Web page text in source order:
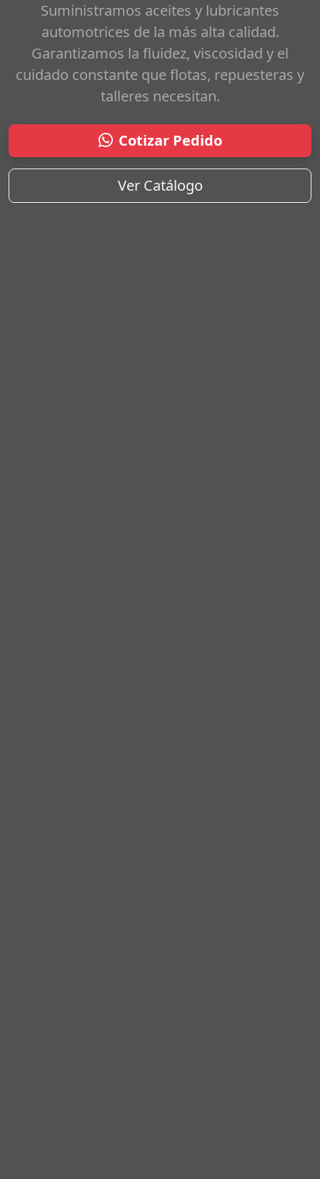
Suministramos aceites y lubricantes
automotrices de la más alta calidad.
Garantizamos la fluidez, viscosidad y el
cuidado constante que flotas, repuesteras y
talleres necesitan.
Cotizar Pedido
Ver Catálogo